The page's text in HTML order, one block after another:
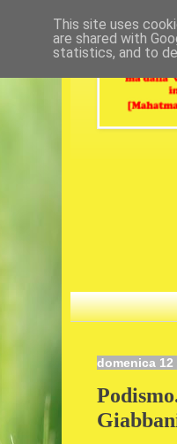
domenica
This site uses
are shared with
statistics, and to